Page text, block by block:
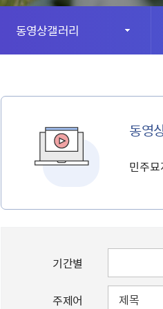
동영상갤러리
동영
민주
기간별
주제어